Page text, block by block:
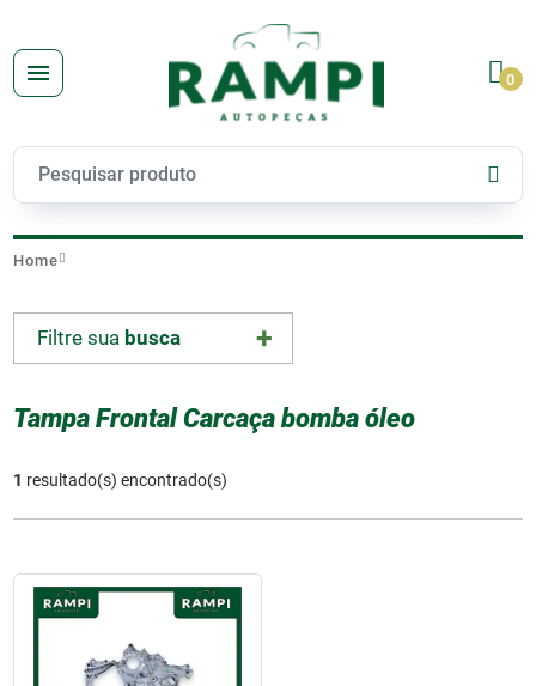
0
Home
Filtre sua busca
Tampa Frontal Carcaça bomba óleo
1 resultado(s) encontrado(s)